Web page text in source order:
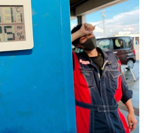
ご購入者サポート
アフターサポート
会社情報
カタ
リコ